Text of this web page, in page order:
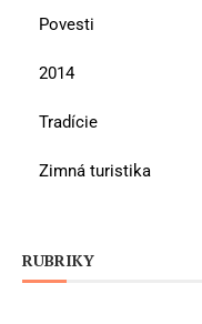
Povesti
2014
Tradície
Zimná turistika
RUBRIKY